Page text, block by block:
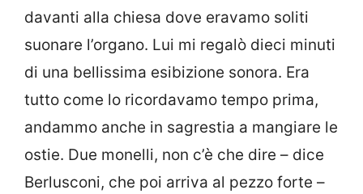
davanti alla chiesa dove eravamo soliti
suonare l’organo. Lui mi regalò dieci minuti
di una bellissima esibizione sonora. Era
tutto come lo ricordavamo tempo prima,
andammo anche in sagrestia a mangiare le
ostie. Due monelli, non c’è che dire – dice
Berlusconi, che poi arriva al pezzo forte –